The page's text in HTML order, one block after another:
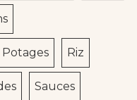
Potages Riz
Sauces